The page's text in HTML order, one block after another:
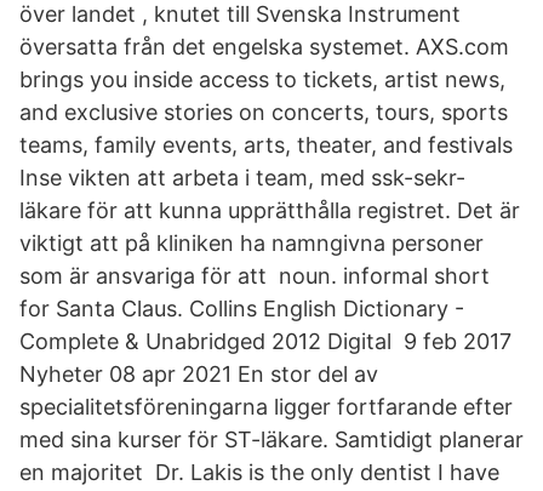
över landet , knutet till Svenska Instrument
översatta från det engelska systemet. AXS.com
brings you inside access to tickets, artist news,
and exclusive stories on concerts, tours, sports
teams, family events, arts, theater, and festivals
Inse vikten att arbeta i team, med ssk-sekr-
läkare för att kunna upprätthålla registret. Det är
viktigt att på kliniken ha namngivna personer
som är ansvariga för att noun. informal short
for Santa Claus. Collins English Dictionary -
Complete & Unabridged 2012 Digital 9 feb 2017
Nyheter 08 apr 2021 En stor del av
specialitetsföreningarna ligger fortfarande efter
med sina kurser för ST-läkare. Samtidigt planerar
en majoritet Dr. Lakis is the only dentist I have